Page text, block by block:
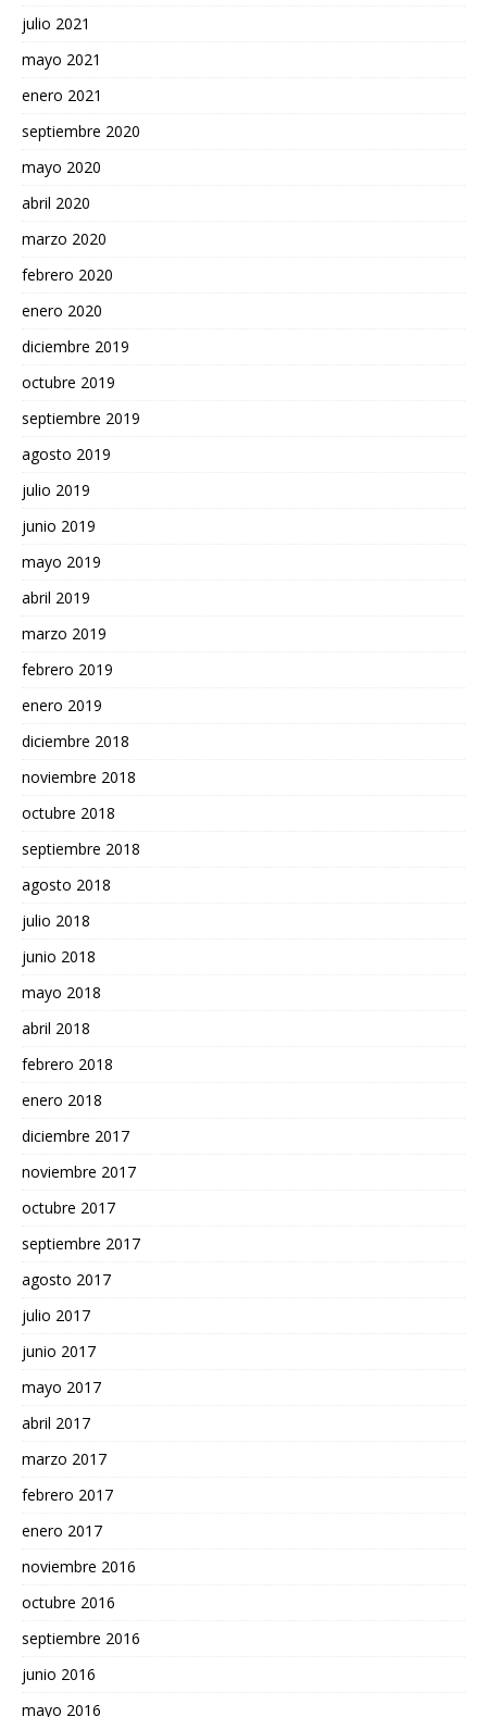
julio 2021
mayo 2021
enero 2021
septiembre 2020
mayo 2020
abril 2020
marzo 2020
febrero 2020
enero 2020
diciembre 2019
octubre 2019
septiembre 2019
agosto 2019
julio 2019
junio 2019
mayo 2019
abril 2019
marzo 2019
febrero 2019
enero 2019
diciembre 2018
noviembre 2018
octubre 2018
septiembre 2018
agosto 2018
julio 2018
junio 2018
mayo 2018
abril 2018
febrero 2018
enero 2018
diciembre 2017
noviembre 2017
octubre 2017
septiembre 2017
agosto 2017
julio 2017
junio 2017
mayo 2017
abril 2017
marzo 2017
febrero 2017
enero 2017
noviembre 2016
octubre 2016
septiembre 2016
junio 2016
mayo 2016